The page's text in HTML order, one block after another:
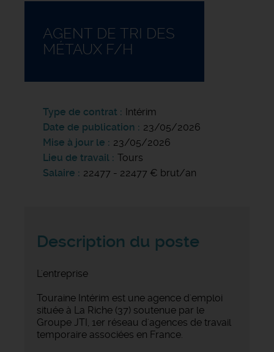
AGENT DE TRI DES
MÉTAUX F/H
Type de contrat
Intérim
Date de publication
23/05/2026
Mise à jour le
23/05/2026
Lieu de travail
Tours
Salaire
22477 - 22477 € brut/an
Description du poste
L'entreprise
Touraine Intérim est une agence d'emploi
située à La Riche (37) soutenue par le
Groupe JTI, 1er réseau d'agences de travail
temporaire associées en France.